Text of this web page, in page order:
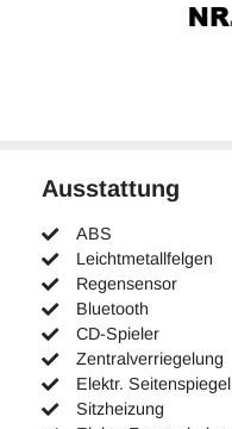
Ausstattung
ABS
Leichtmetallfelgen
Regensensor
Bluetooth
CD-Spieler
Zentralverriegelung
Elektr. Seitenspiegel
Sitzheizung